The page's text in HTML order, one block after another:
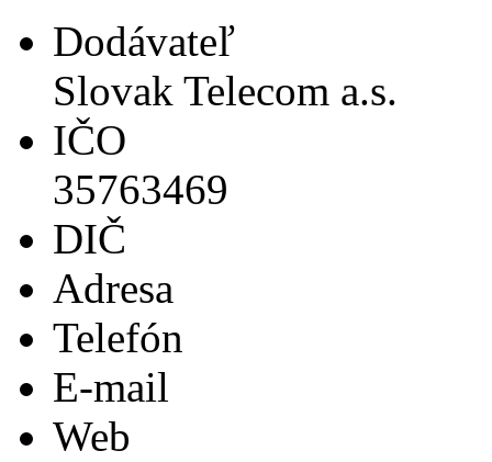
Dodávateľ
Slovak Telecom a.s.
IČO
35763469
DIČ
Adresa
Telefón
E-mail
Web